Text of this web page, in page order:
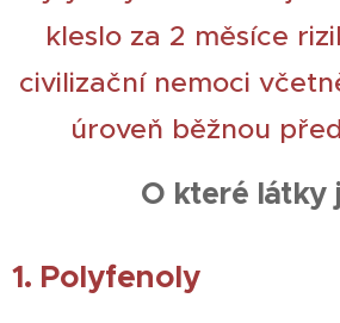
kleslo za 2 měsíce
civilizační nemoci
úroveň běžnou
O které látky
1. Polyfenoly